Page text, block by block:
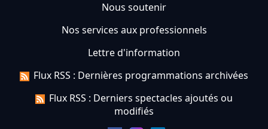
Nous soutenir
Nos services aux professionnels
Lettre d'information
Flux RSS : Dernières programmations archivées
Flux RSS : Derniers spectacles ajoutés ou
modifiés